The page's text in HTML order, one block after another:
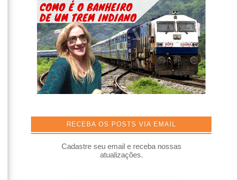
RECEBA OS POSTS VIA EMAIL
Cadastre seu email e receba nossas
atualizações.